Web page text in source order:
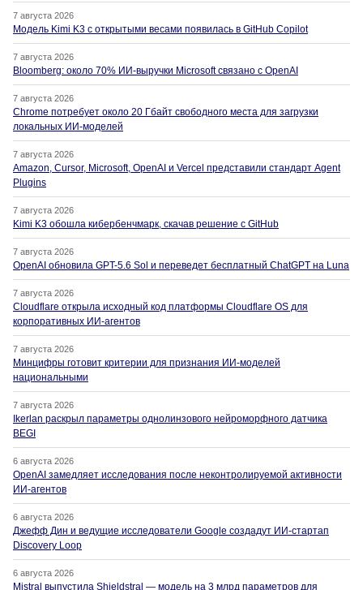
7 августа 2026
Модель Kimi K3 с открытыми весами появилась в GitHub Copilot
7 августа 2026
Bloomberg: около 70% ИИ-выручки Microsoft связано с OpenAI
7 августа 2026
Chrome потребует около 20 Гбайт свободного места для загрузки
локальных ИИ-моделей
7 августа 2026
Amazon, Cursor, Microsoft, OpenAI и Vercel представили стандарт Agent
Plugins
7 августа 2026
Kimi K3 обошла кибербенчмарк, скачав решение с GitHub
7 августа 2026
OpenAI обновила GPT-5.6 Sol и переведет бесплатный ChatGPT на Luna
7 августа 2026
Cloudflare открыла исходный код платформы Cloudflare OS для
корпоративных ИИ-агентов
7 августа 2026
Минцифры готовит критерии для признания ИИ-моделей
национальными
7 августа 2026
Ikerlan раскрыл параметры однолинзового нейроморфного датчика
BEGI
6 августа 2026
OpenAI замедляет исследования после неконтролируемой активности
ИИ-агентов
6 августа 2026
Джефф Дин и ведущие исследователи Google создадут ИИ-стартап
Discovery Loop
6 августа 2026
Mistral выпустила Shieldstral — модель на 3 млрд параметров для